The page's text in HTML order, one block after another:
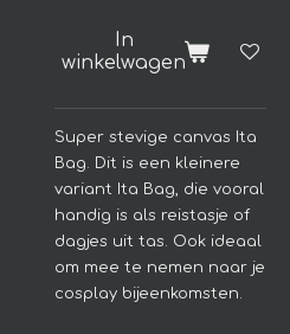
In
winkelwagen
Super stevige canvas Ita
Bag. Dit is een kleinere
variant Ita Bag, die vooral
handig is als reistasje of
dagjes uit tas. Ook ideaal
om mee te nemen naar je
cosplay bijeenkomsten.